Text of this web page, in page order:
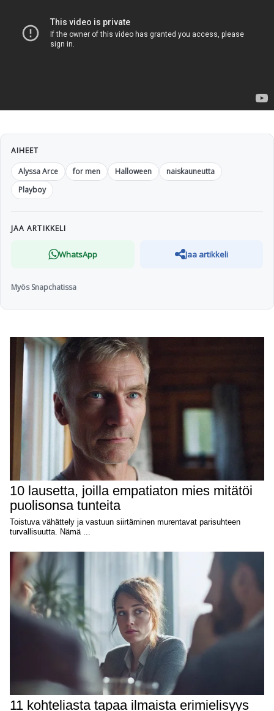
AIHEET
Alyssa Arce
for men Halloween
naiskauneutta
Playboy
JAA ARTIKKELI
WhatsApp Jaa artikkeli
Myös Snapchatissa